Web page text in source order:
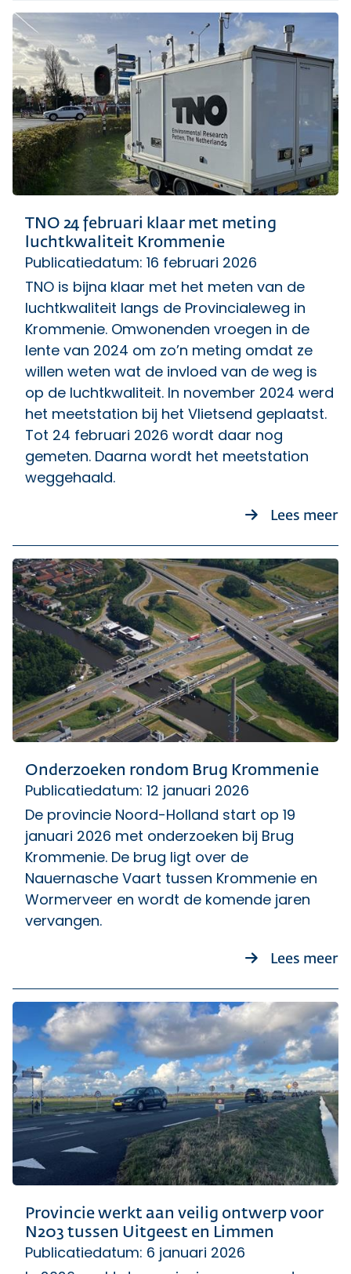
TNO 24 februari klaar met meting
luchtkwaliteit Krommenie
Publicatiedatum: 16 februari 2026
TNO is bijna klaar met het meten van de
luchtkwaliteit langs de Provincialeweg in
Krommenie. Omwonenden vroegen in de
lente van 2024 om zo’n meting omdat ze
willen weten wat de invloed van de weg is
op de luchtkwaliteit. In november 2024 werd
het meetstation bij het Vlietsend geplaatst.
Tot 24 februari 2026 wordt daar nog
gemeten. Daarna wordt het meetstation
weggehaald.
Lees meer
Onderzoeken rondom Brug Krommenie
Publicatiedatum: 12 januari 2026
De provincie Noord-Holland start op 19
januari 2026 met onderzoeken bij Brug
Krommenie. De brug ligt over de
Nauernasche Vaart tussen Krommenie en
Wormerveer en wordt de komende jaren
vervangen.
Lees meer
Provincie werkt aan veilig ontwerp voor
N203 tussen Uitgeest en Limmen
Publicatiedatum: 6 januari 2026